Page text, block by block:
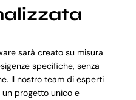
sarà creato su misura
specifiche, senza
Il nostro team di esperti
progetto unico e